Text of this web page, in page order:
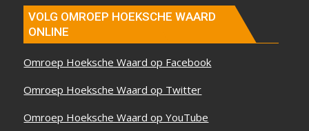
VOLG OMROEP HOEKSCHE WAARD
ONLINE
Omroep Hoeksche Waard op Facebook
Omroep Hoeksche Waard op Twitter
Omroep Hoeksche Waard op YouTube